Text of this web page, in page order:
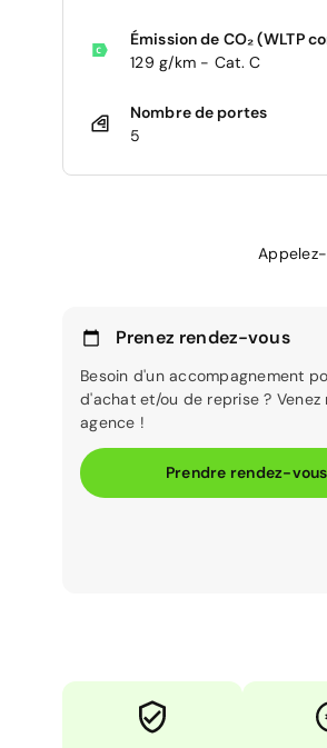
Émission de CO₂ (WLTP
129 g/km - Cat. C
Nombre de portes
5
Prenez rendez-vous
Besoin d'un accompagnement
d'achat et/ou de reprise ?
agence !
Prendre rendez-